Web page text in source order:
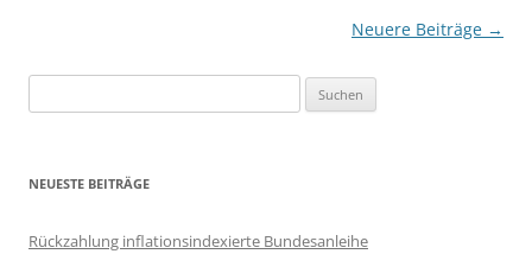
Neuere Beiträge →
nach:
NEUESTE BEITRÄGE
Rückzahlung inflationsindexierte Bundesanleihe